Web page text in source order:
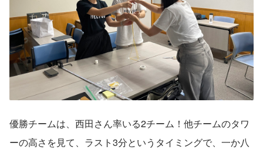
優勝チームは、西田さん率いる2チーム！他チームのタワ
ーの高さを見て、ラスト3分というタイミングで、一か八